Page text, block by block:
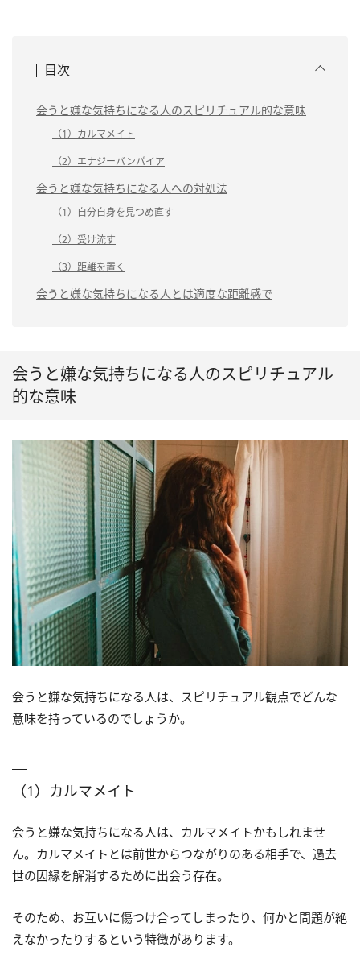
目次
会うと嫌な気持ちになる人のスピリチュアル的な意味
（1）カルマメイト
（2）エナジーバンパイア
会うと嫌な気持ちになる人への対処法
（1）自分自身を見つめ直す
（2）受け流す
（3）距離を置く
会うと嫌な気持ちになる人とは適度な距離感で
会うと嫌な気持ちになる人のスピリチュアル
的な意味
会うと嫌な気持ちになる人は、スピリチュアル観点でどんな
意味を持っているのでしょうか。
（1）カルマメイト
会うと嫌な気持ちになる人は、カルマメイトかもしれませ
ん。カルマメイトとは前世からつながりのある相手で、過去
世の因縁を解消するために出会う存在。
そのため、お互いに傷つけ合ってしまったり、何かと問題が絶
えなかったりするという特徴があります。